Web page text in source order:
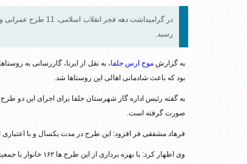
در گرامیداشت دهه
رسید.
به گزارشموج ارس جلفا، به نقل از ایرنا، گازرسانی به
بود که باعث شادمانی اهالی این روستاها شد.
صورت گرفته است.
فرهاد مشفقی فر افزود: این طرح در مدت یکسال و با اعتباری افزون بر ۴۰ میلیارد ریال به بهره
وی اظهار کرد: با بهره برداری از این طرح ها ۱۶۲ خانوار با جمعیتی افزون بر ۶۰۰ نفر از نعمت گاز طبیعی برخوردار شدند.